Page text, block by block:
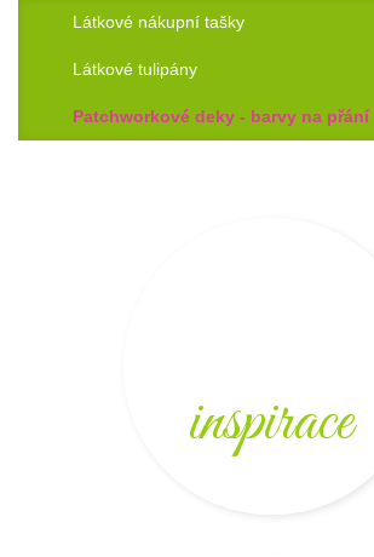
Látkové nákupní tašky
Látkové tulipány
Patchworkové deky - barvy na přání
inspirace